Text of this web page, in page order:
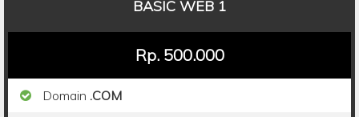
BASIC WEB 1
Rp. 500.000
Domain .COM